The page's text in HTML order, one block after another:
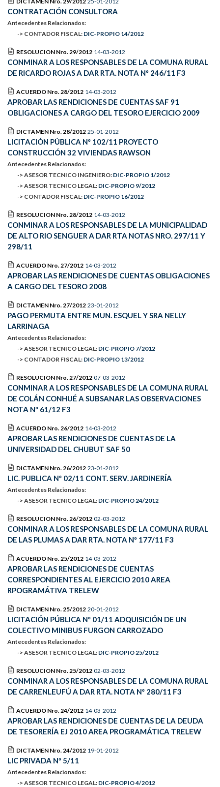
CONTRATACIÓN CONSULTORA
Antecedentes Relacionados:
-> CONTADOR FISCAL: DIC-PROPIO 14/2012
RESOLUCION Nro. 29/2012 14-03-2012
CONMINAR A LOS RESPONSABLES DE LA COMUNA RURAL
DE RICARDO ROJAS A DAR RTA. NOTA Nº 246/11 F3
ACUERDO Nro. 28/2012 14-03-2012
APROBAR LAS RENDICIONES DE CUENTAS SAF 91
OBLIGACIONES A CARGO DEL TESORO EJERCICIO 2009
DICTAMEN Nro. 28/2012 25-01-2012
LICITACIÓN PÚBLICA Nº 102/11 PROYECTO
CONSTRUCCIÓN 32 VIVIENDAS RAWSON
Antecedentes Relacionados:
-> ASESOR TECNICO INGENIERO: DIC-PROPIO 1/2012
-> ASESOR TECNICO LEGAL: DIC-PROPIO 9/2012
-> CONTADOR FISCAL: DIC-PROPIO 16/2012
RESOLUCION Nro. 28/2012 14-03-2012
CONMINAR A LOS RESPONSABLES DE LA MUNICIPALIDAD
DE ALTO RIO SENGUER A DAR RTA NOTAS NRO. 297/11 Y
298/11
ACUERDO Nro. 27/2012 14-03-2012
APROBAR LAS RENDICIONES DE CUENTAS OBLIGACIONES
A CARGO DEL TESORO 2008
DICTAMEN Nro. 27/2012 23-01-2012
PAGO PERMUTA ENTRE MUN. ESQUEL Y SRA NELLY
LARRINAGA
Antecedentes Relacionados:
-> ASESOR TECNICO LEGAL: DIC-PROPIO 7/2012
-> CONTADOR FISCAL: DIC-PROPIO 13/2012
RESOLUCION Nro. 27/2012 07-03-2012
CONMINAR A LOS RESPONSABLES DE LA COMUNA RURAL
DE COLÁN CONHUÉ A SUBSANAR LAS OBSERVACIONES
NOTA Nº 61/12 F3
ACUERDO Nro. 26/2012 14-03-2012
APROBAR LAS RENDICIONES DE CUENTAS DE LA
UNIVERSIDAD DEL CHUBUT SAF 50
DICTAMEN Nro. 26/2012 23-01-2012
LIC. PUBLICA Nº 02/11 CONT. SERV. JARDINERÍA
Antecedentes Relacionados:
-> ASESOR TECNICO LEGAL: DIC-PROPIO 24/2012
RESOLUCION Nro. 26/2012 02-03-2012
CONMINAR A LOS RESPONSABLES DE LA COMUNA RURAL
DE LAS PLUMAS A DAR RTA. NOTA Nº 177/11 F3
ACUERDO Nro. 25/2012 14-03-2012
APROBAR LAS RENDICIONES DE CUENTAS
CORRESPONDIENTES AL EJERCICIO 2010 AREA
RPOGRAMÁTIVA TRELEW
DICTAMEN Nro. 25/2012 20-01-2012
LICITACIÓN PÚBLICA Nº 01/11 ADQUISICIÓN DE UN
COLECTIVO MINIBUS FURGON CARROZADO
Antecedentes Relacionados:
-> ASESOR TECNICO LEGAL: DIC-PROPIO 25/2012
RESOLUCION Nro. 25/2012 02-03-2012
CONMINAR A LOS RESPONSABLES DE LA COMUNA RURAL
DE CARRENLEUFÚ A DAR RTA. NOTA Nº 280/11 F3
ACUERDO Nro. 24/2012 14-03-2012
APROBAR LAS RENDICIONES DE CUENTAS DE LA DEUDA
DE TESORERÍA EJ 2010 AREA PROGRAMÁTICA TRELEW
DICTAMEN Nro. 24/2012 19-01-2012
LIC PRIVADA Nº 5/11
Antecedentes Relacionados:
-> ASESOR TECNICO LEGAL: DIC-PROPIO 4/2012